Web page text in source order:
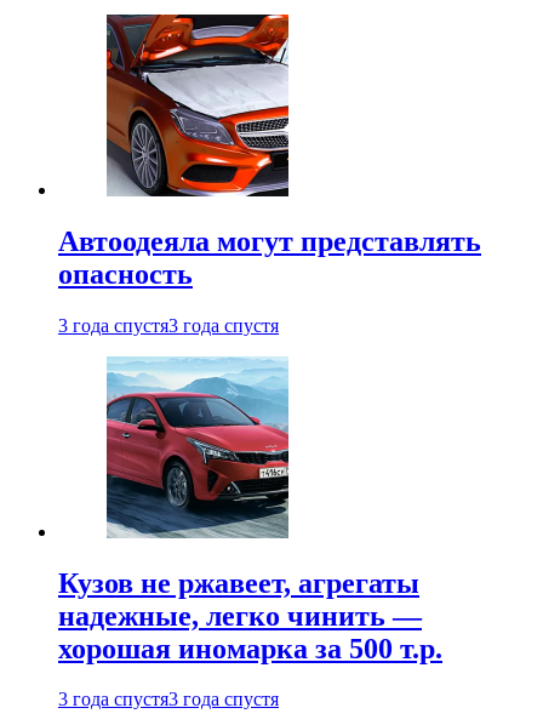
Автоодеяла могут представлять
опасность
3 года спустя3 года спустя
Кузов не ржавеет, агрегаты
надежные, легко чинить —
хорошая иномарка за 500 т.р.
3 года спустя3 года спустя